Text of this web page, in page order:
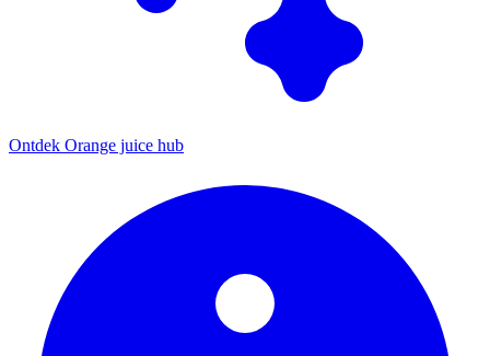
Ontdek Orange juice hub